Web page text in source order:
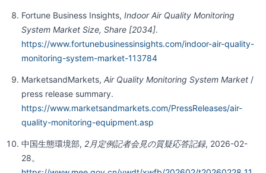
Fortune Business Insights, Indoor Air Quality Monitoring
System Market Size, Share [2034].
https://www.fortunebusinessinsights.com/indoor-air-quality-
monitoring-system-market-113784
MarketsandMarkets, Air Quality Monitoring System Market/
press release summary.
https://www.marketsandmarkets.com/PressReleases/air-
quality-monitoring-equipment.asp
中国生態環境部, 2月定例記者会見の質疑応答記録, 2026-02-
28。